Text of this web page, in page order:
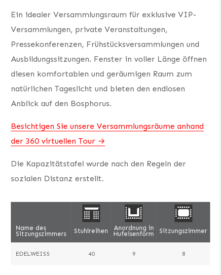
Ein idealer Versammlungsraum für exklusive VIP-
Versammlungen, private Veranstaltungen,
Pressekonferenzen, Frühstücksversammlungen und
Ausbildungssitzungen. Fenster in voller Länge öffnen
diesen komfortablen und geräumigen Raum zum
natürlichen Tageslicht und bieten den endlosen
Anblick auf den Bosphorus.
Besichtigen Sie unsere Versammlungsräume anhand
der 360 virtuellen Tour
Die Kapazitätstafel wurde nach den Regeln der
sozialen Distanz erstellt.
Name des
Sitzungszimmers
Stuhlreihen
Anordnung in
Hufeisenform
Sitzungszimmer
EDELWEISS 40 9 8